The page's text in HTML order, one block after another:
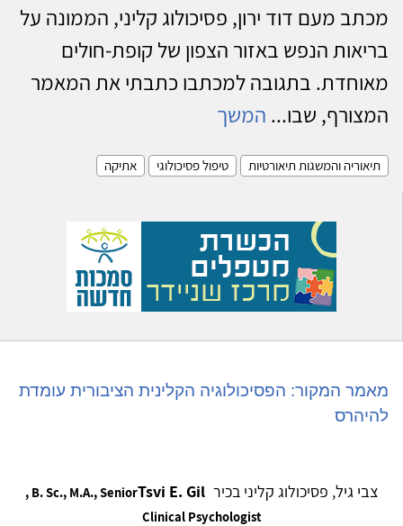
מכתב מעם דוד ירון, פסיכולוג קליני, הממונה על
בריאות הנפש באזור הצפון של קופת-חולים
מאוחדת. בתגובה למכתבו כתבתי את המאמר
המצורף, שבו... המשך
תיאוריה והמשגות תיאורטיות טיפול פסיכולוגי אתיקה
מאמר המקור: הפסיכולוגיה הקלינית הציבורית עומדת
להיהרס
צבי גיל, פסיכולוג קליני בכיר Tsvi E. Gil
, B. Sc., M.A., Senior
Clinical Psychologist